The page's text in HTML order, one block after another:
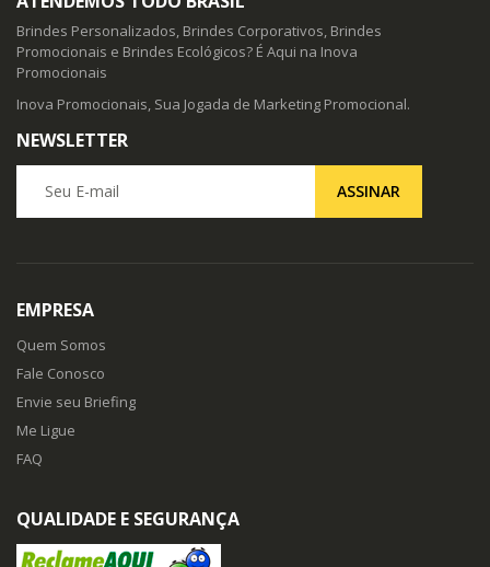
Brindes Personalizados, Brindes Corporativos, Brindes
Promocionais e Brindes Ecológicos? É Aqui na Inova
Promocionais
Inova Promocionais, Sua Jogada de Marketing Promocional.
NEWSLETTER
ASSINAR
EMPRESA
Quem Somos
Fale Conosco
Envie seu Briefing
Me Ligue
FAQ
QUALIDADE E SEGURANÇA